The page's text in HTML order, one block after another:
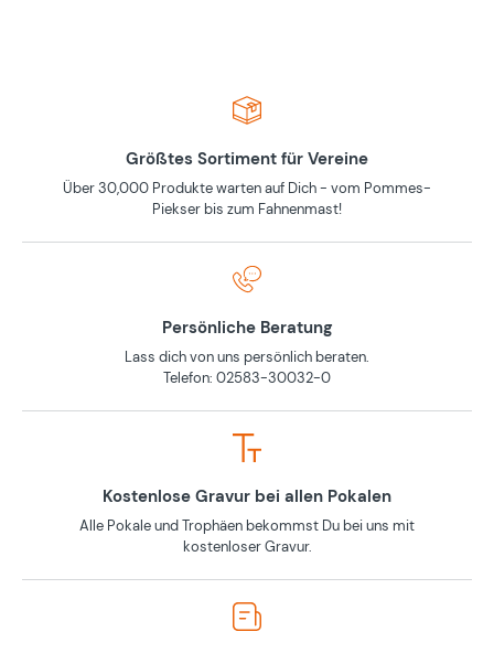
Größtes Sortiment für Vereine
Über 30,000 Produkte warten auf Dich - vom Pommes-
Piekser bis zum Fahnenmast!
Persönliche Beratung
Lass dich von uns persönlich beraten.
Telefon: 02583-30032-0
Kostenlose Gravur bei allen Pokalen
Alle Pokale und Trophäen bekommst Du bei uns mit
kostenloser Gravur.